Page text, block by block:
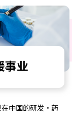
事业
中国的研发・药